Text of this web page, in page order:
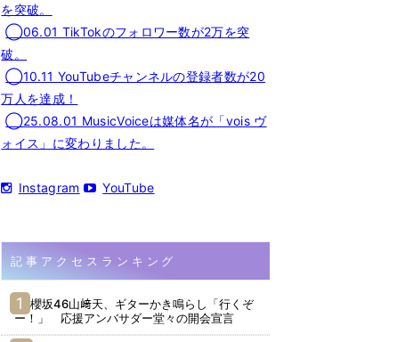
を突破。
◯06.01 TikTokのフォロワー数が2万を突
破。
◯10.11 YouTubeチャンネルの登録者数が20
万人を達成！
◯25.08.01 MusicVoiceは媒体名が「vois ヴ
ォイス」に変わりました。
Instagram YouTube
記事アクセスランキング
櫻坂46山﨑天、ギターかき鳴らし「行くぞ
ー！」 応援アンバサダー堂々の開会宣言